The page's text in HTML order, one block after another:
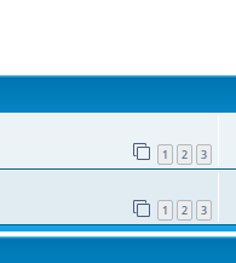
1 2 3
1 2 3